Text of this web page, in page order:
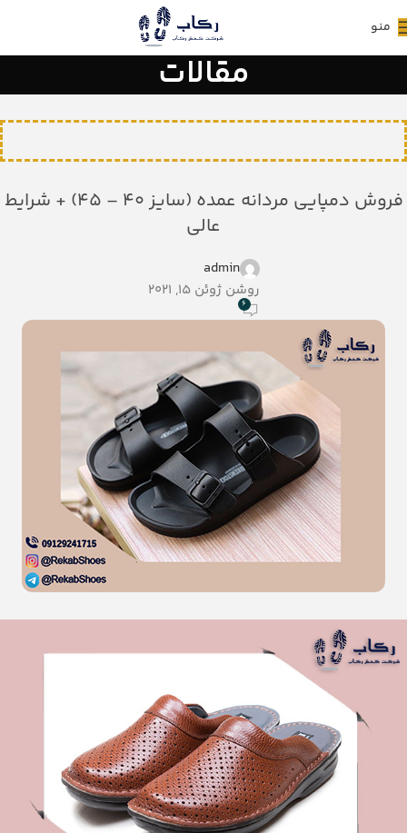
منو
مقالات
فروش دمپایی مردانه عمده (سایز ۴۰ – ۴۵) + شرایط
عالی
admin
روشن ژوئن 15, 2021
6